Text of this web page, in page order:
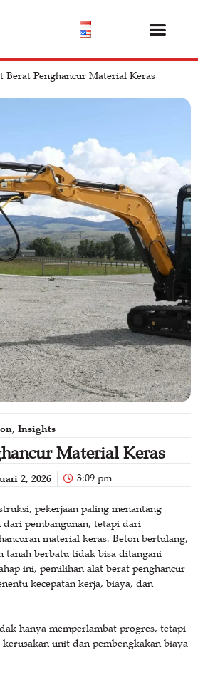
Berat Penghancur Material Keras
, Insights
Material Keras
2, 2026 3:09 pm
pekerjaan paling menantang
pembangunan, tetapi dari
material keras. Beton bertulang,
tanah berbatu tidak bisa ditangani
ini, pemilihan alat berat penghancur
kecepatan kerja, biaya, dan
hanya memperlambat progres, tetapi
unit dan pembengkakan biaya